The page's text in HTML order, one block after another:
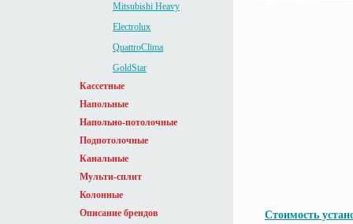
Mitsubishi Heavy
Electrolux
QuattroClima
GoldStar
Кассетные
Напольные
Напольно-потолочные
Подпотолочные
Канальные
Мульти-сплит
Колонные
Описание брендов
Стоимость